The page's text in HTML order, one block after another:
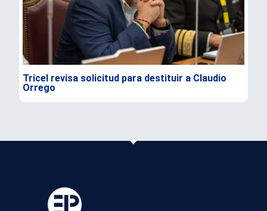
Tricel revisa solicitud para destituir a Claudio
Orrego